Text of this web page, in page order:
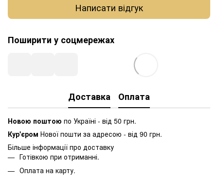
Написати відгук
Поширити у соцмережах
Доставка Оплата
Новою поштою по Україні - від 50 грн.
Кур'єром Нової пошти за адресою - від 90 грн.
Більше інформації про доставку
Готівкою при отриманні.
Оплата на карту.